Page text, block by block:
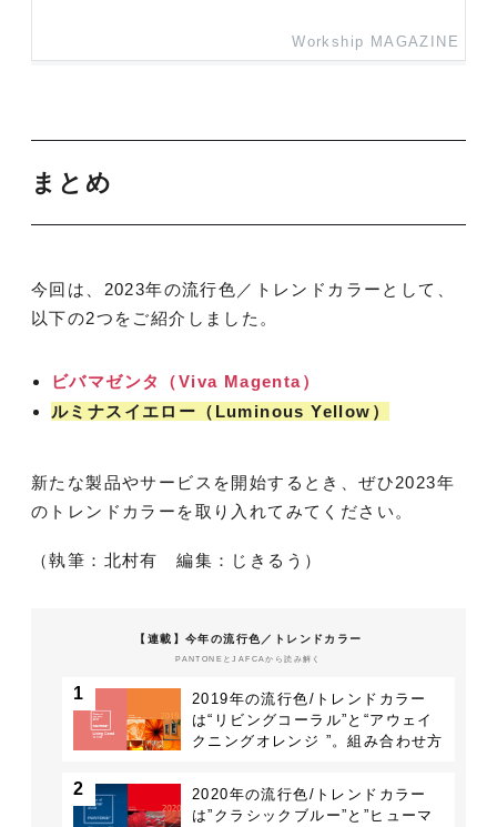
Workship MAGAZINE
まとめ
今回は、2023年の流行色／トレンドカラーとして、
以下の2つをご紹介しました。
ビバマゼンタ（Viva Magenta）
ルミナスイエロー（Luminous Yellow）
新たな製品やサービスを開始するとき、ぜひ2023年
のトレンドカラーを取り入れてみてください。
（執筆：北村有 編集：じきるう）
【連載】今年の流行色／トレンドカラー
PANTONEとJAFCAから読み解く
1
2019年の流行色/トレンドカラー
は“リビングコーラル”と“アウェイ
クニングオレンジ ”。組み合わせ方
2
2020年の流行色/トレンドカラー
は”クラシックブルー”と”ヒューマ